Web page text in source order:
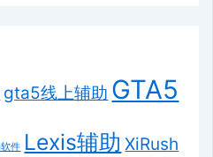
gta5线上辅助 GTA5
件 Lexis辅助 XiRush